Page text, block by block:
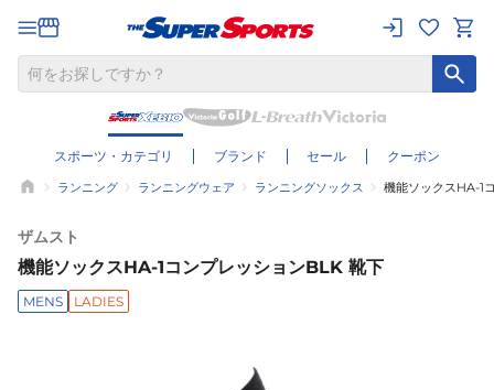
スポーツ・カテゴリ ブランド セール クーポン
ランニング ランニングウェア ランニングソックス 機能ソックスHA-1
ザムスト
機能ソックスHA-1コンプレッションBLK 靴下
MENS LADIES